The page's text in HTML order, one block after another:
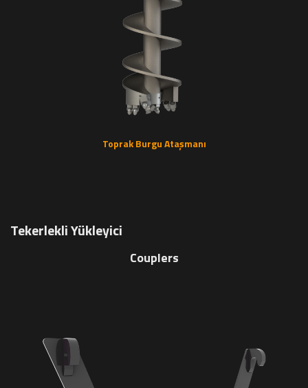
Toprak Burgu Ataşmanı
Tekerlekli Yükleyici
Couplers